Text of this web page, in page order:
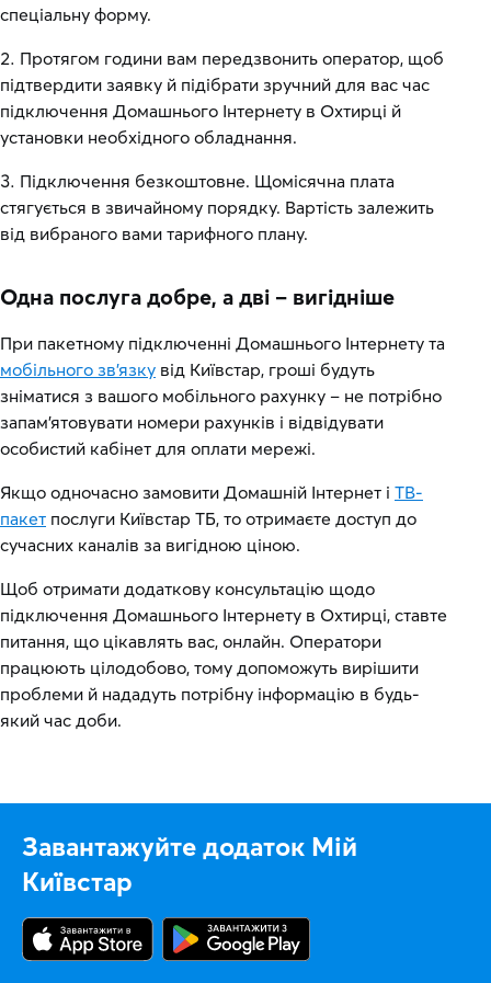
спеціальну форму.
Протягом години вам передзвонить оператор, щоб
підтвердити заявку й підібрати зручний для вас час
підключення Домашнього Інтернету в Охтирці й
установки необхідного обладнання.
Підключення безкоштовне. Щомісячна плата
стягується в звичайному порядку. Вартість залежить
від вибраного вами тарифного плану.
Одна послуга добре, а дві – вигідніше
При пакетному підключенні Домашнього Інтернету та
мобільного зв'язку від Київстар, гроші будуть
зніматися з вашого мобільного рахунку – не потрібно
запам'ятовувати номери рахунків і відвідувати
особистий кабінет для оплати мережі.
Якщо одночасно замовити Домашній Інтернет і ТВ-
пакет послуги Київстар ТБ, то отримаєте доступ до
сучасних каналів за вигідною ціною.
Щоб отримати додаткову консультацію щодо
підключення Домашнього Інтернету в Охтирці, ставте
питання, що цікавлять вас, онлайн. Оператори
працюють цілодобово, тому допоможуть вирішити
проблеми й нададуть потрібну інформацію в будь-
який час доби.
Завантажуйте додаток Мій
Київстар